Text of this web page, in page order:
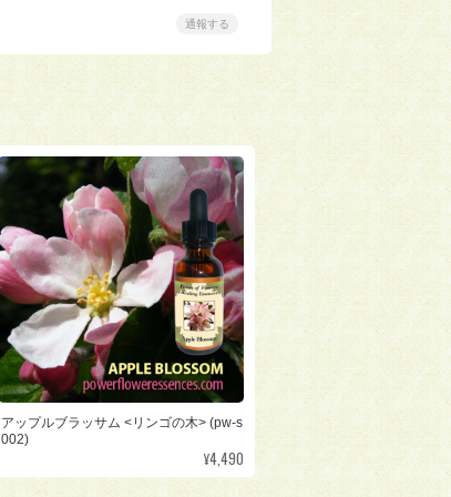
通報する
アップルブラッサム <リンゴの木> (pw-s
002)
¥4,490